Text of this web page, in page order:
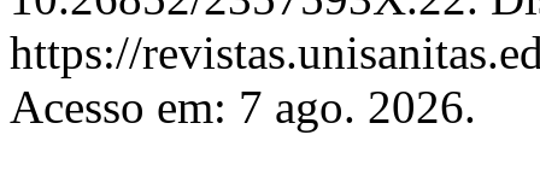
https://
Acesso em: 7 ago. 2026.